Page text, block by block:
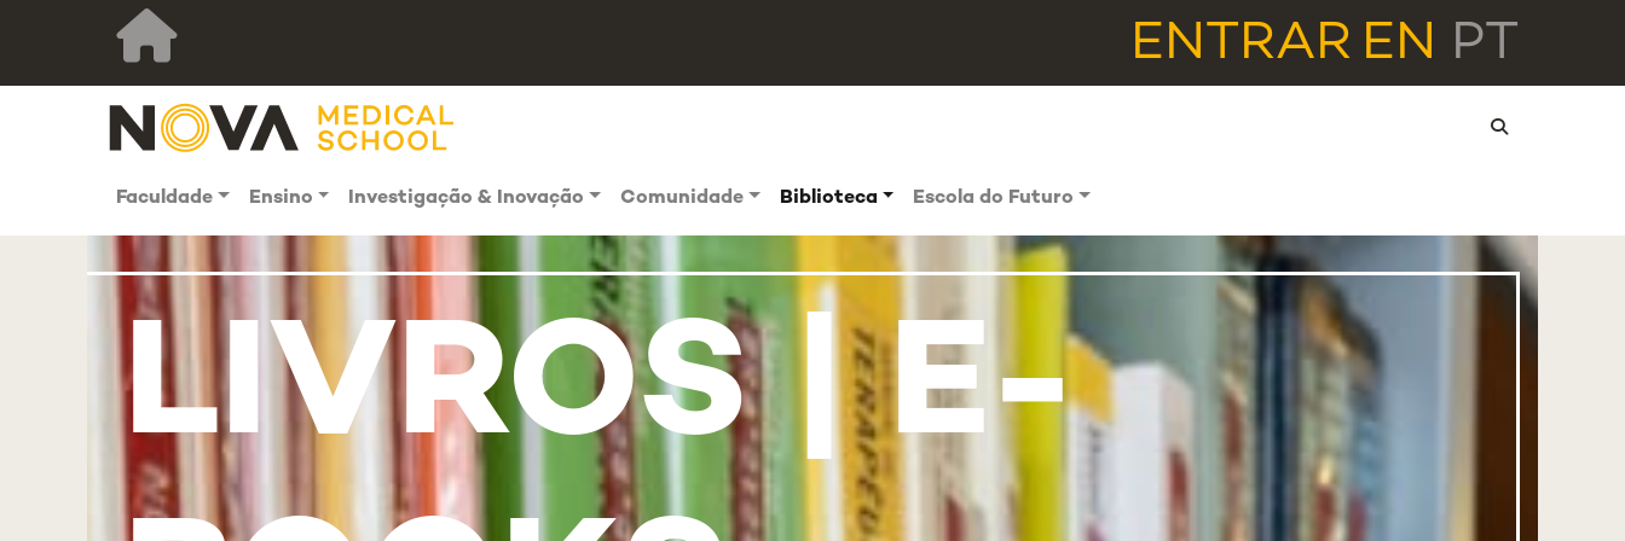
ENTRAR EN PT
Faculdade Ensino Investigação & Inovação Comunidade Biblioteca Escola do Futuro
LIVROS | E-